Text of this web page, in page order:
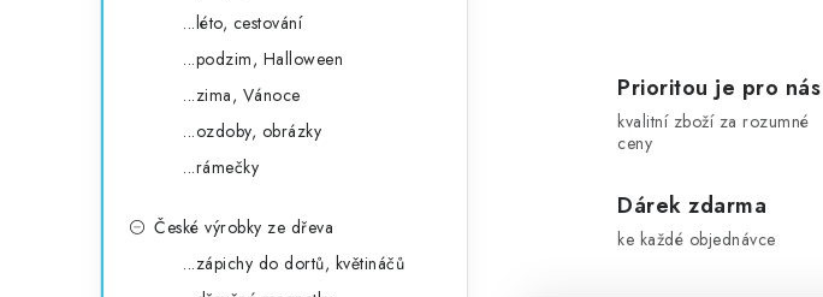
...léto, cestování
...podzim, Halloween
...zima, Vánoce
...ozdoby, obrázky
...rámečky
České výrobky ze dřeva
...zápichy do dortů, květináčů
Prioritou je pro nás
kvalitní zboží za rozumné
ceny
Dárek zdarma
ke každé objednávce